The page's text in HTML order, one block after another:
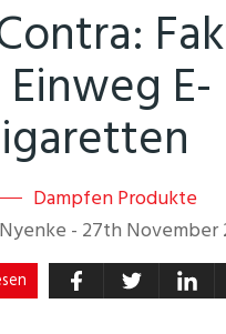
E-
Dampfen Produkte
- 27th November